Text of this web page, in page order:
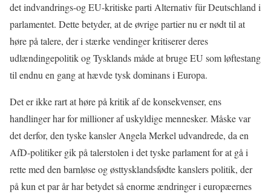
det indvandrings-og EU-kritiske parti Alternativ für Deutschland i
parlamentet. Dette betyder, at de øvrige partier nu er nødt til at
høre på talere, der i stærke vendinger kritiserer deres
udlændingepolitik og Tysklands måde at bruge EU som løftestang
til endnu en gang at hævde tysk dominans i Europa.
Det er ikke rart at høre på kritik af de konsekvenser, ens
handlinger har for millioner af uskyldige mennesker. Måske var
det derfor, den tyske kansler Angela Merkel udvandrede, da en
AfD-politiker gik på talerstolen i det tyske parlament for at gå i
rette med den barnløse og østtysklandsfødte kanslers politik, der
på kun et par år har betydet så enorme ændringer i europæernes